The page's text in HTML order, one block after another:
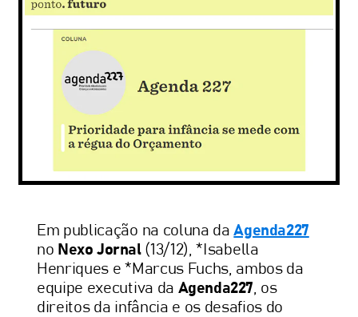
Em publicação na coluna daAgenda227
no Nexo Jornal(13/12), *Isabella
Henriques e *Marcus Fuchs, ambos da
equipe executiva da Agenda227, os
direitos da infância e os desafios do